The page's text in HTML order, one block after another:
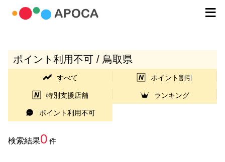
ポイント利用不可 / 鳥取県
すべて ポイント割引
特別支援店舗 ランキング
ポイント利用不可
検索結果0 件